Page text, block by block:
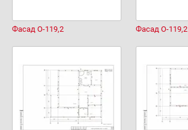
Фасад О-119,2 Фасад О-119,2